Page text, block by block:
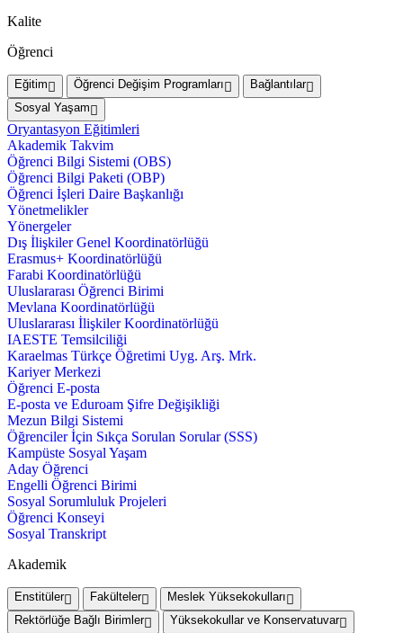
Kalite
Öğrenci
Eğitim Öğrenci Değişim Programları
Bağlantılar
Sosyal Yaşam
Oryantasyon Eğitimleri
Akademik Takvim
Öğrenci Bilgi Sistemi (OBS)
Öğrenci Bilgi Paketi (OBP)
Öğrenci İşleri Daire Başkanlığı
Yönetmelikler
Yönergeler
Dış İlişkiler Genel Koordinatörlüğü
Erasmus+ Koordinatörlüğü
Farabi Koordinatörlüğü
Uluslararası Öğrenci Birimi
Mevlana Koordinatörlüğü
Uluslararası İlişkiler Koordinatörlüğü
IAESTE Temsilciliği
Karaelmas Türkçe Öğretimi Uyg. Arş. Mrk.
Kariyer Merkezi
Öğrenci E-posta
E-posta ve Eduroam Şifre Değişikliği
Mezun Bilgi Sistemi
Öğrenciler İçin Sıkça Sorulan Sorular (SSS)
Kampüste Sosyal Yaşam
Aday Öğrenci
Engelli Öğrenci Birimi
Sosyal Sorumluluk Projeleri
Öğrenci Konseyi
Sosyal Transkript
Akademik
Enstitüler Fakülteler
Meslek Yüksekokulları
Rektörlüğe Bağlı Birimler
Yüksekokullar ve Konservatuvar